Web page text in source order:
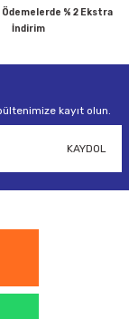
% 2 Ekstra
İndirim
kayıt olun.
KAYDOL